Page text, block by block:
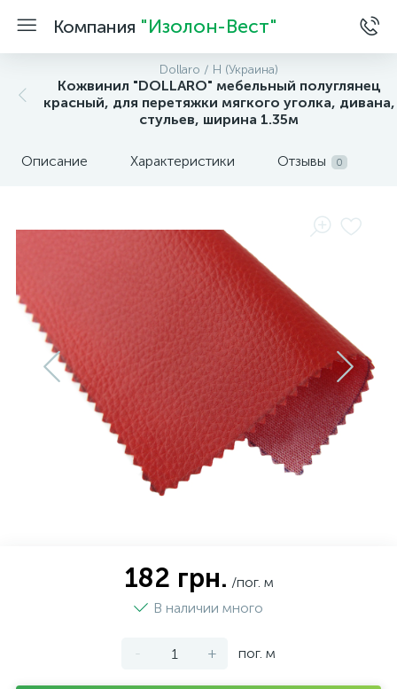
Компания "Изолон-Вест"
Dollaro / H (Украина)
Кожвинил "DOLLARO" мебельный полуглянец
красный, для перетяжки мягкого уголка, дивана,
стульев, ширина 1.35м
Описание Характеристики Отзывы 0
182 грн. /пог. м
В наличии много
- + пог. м